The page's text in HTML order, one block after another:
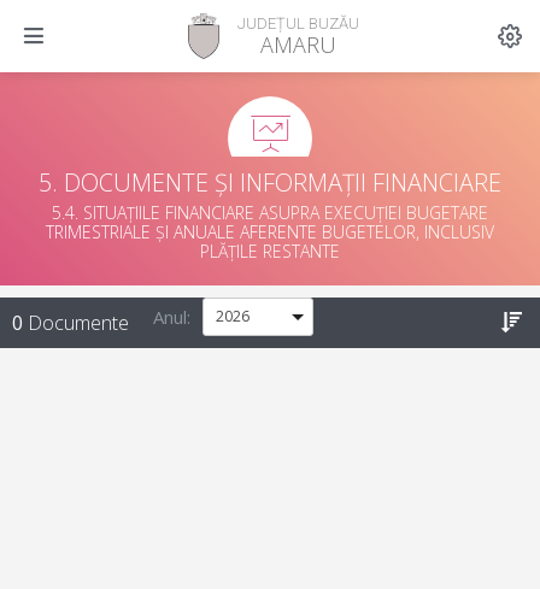
JUDEȚUL BUZĂU
AMARU
5. DOCUMENTE ȘI INFORMAȚII FINANCIARE
5.4. SITUAȚIILE FINANCIARE ASUPRA EXECUȚIEI BUGETARE
TRIMESTRIALE ȘI ANUALE AFERENTE BUGETELOR, INCLUSIV
PLĂȚILE RESTANTE
0 Documente Anul: